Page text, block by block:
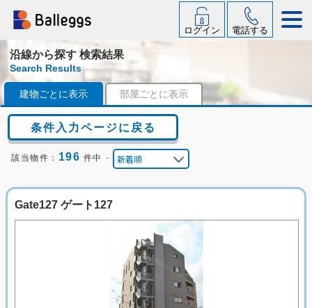
ログイン 電話する
沿線から探す 検索結果
Search Results
建物ごとに表示 部屋ごとに表示
条件入力ページに戻る
該当物件： 196 件中 -
Gate127 ゲート127